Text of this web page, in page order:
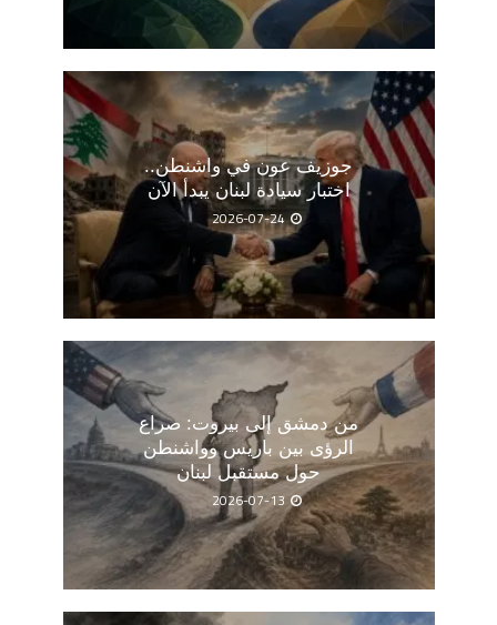
جوزيف عون في واشنطن..
اختبار سيادة لبنان يبدأ الآن
2026-07-24
من دمشق إلى بيروت: صراع
الرؤى بين باريس وواشنطن
حول مستقبل لبنان
2026-07-13